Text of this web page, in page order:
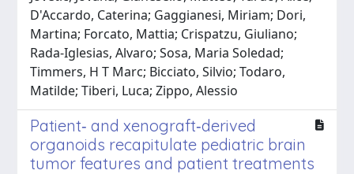
D'Accardo, Caterina; Gaggianesi, Miriam; Dori,
Martina; Forcato, Mattia; Crispatzu, Giuliano;
Rada-Iglesias, Alvaro; Sosa, Maria Soledad;
Timmers, H T Marc; Bicciato, Silvio; Todaro,
Matilde; Tiberi, Luca; Zippo, Alessio
Patient‐ and xenograft‐derived
organoids recapitulate pediatric brain
tumor features and patient treatments